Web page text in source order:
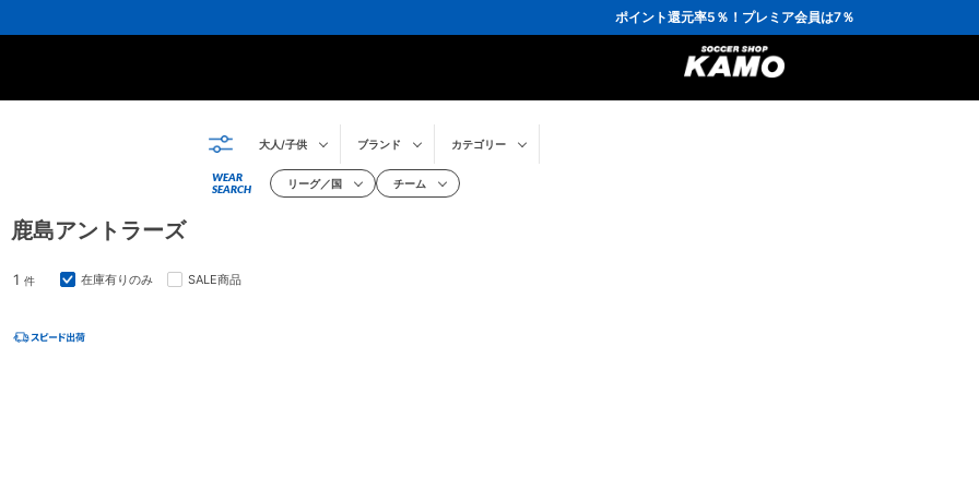
ポイント還元率5％！プレミア会員は7％
会員の方にはお誕生月に「10％OFFクーポン」プレゼント！
16,000円(税込)以上でシューズケースプレゼント！
3,300円(税込)以上で送料無料！
大人/子供 ブランド カテゴリー
WEAR
SEARCH
リーグ／国 チーム
鹿島アントラーズ
1 件 在庫有りのみ SALE商品